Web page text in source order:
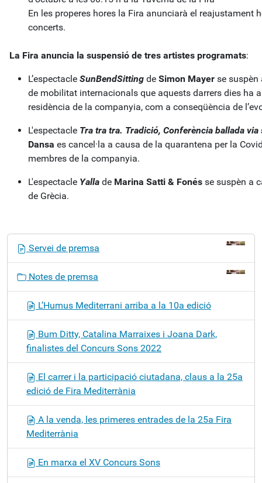
En les properes hores la Fira anunciarà el reajustament
concerts.
La Fira anuncia la suspensió de tres artistes programats:
L’espectacle SunBendSitting de Simon Mayer se suspèn
de mobilitat internacionals que aquests darrers dies ha
residència de la companyia, com a conseqüència de
L'espectacle Tra tra tra. Tradició, Conferència ballada
Dansa es cancel·la a causa de la quarantena per la
membres de la companyia.
L'espectacle Yalla de Marina Satti & Fonés se suspèn a
de Grècia.
Servei de premsa
Notes de premsa
L’Humus Mediterrani arriba a la 10a edició
Bum Ditty, Catalina Marraixes i Joana Dark,
finalistes del Concurs Sons 2022
El carrer i la participació ciutadana, claus a la 25a
edició de Fira Mediterrània
A la venda, les primeres entrades de la 25a Fira
Mediterrània
En marxa el XV Concurs Sons